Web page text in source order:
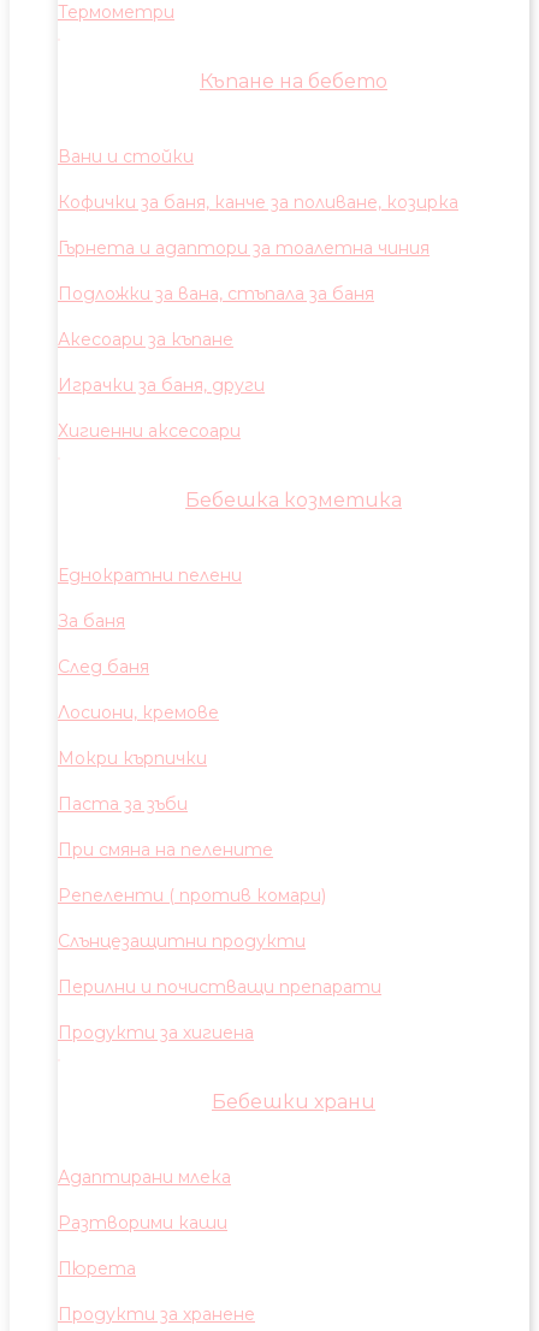
Термометри
Къпане на бебето
Вани и стойки
Кофички за баня, канче за поливане, козирка
Гърнета и адаптори за тоалетна чиния
Подложки за вана, стъпала за баня
Акесоари за къпане
Играчки за баня, други
Хигиенни аксесоари
Бебешка козметика
Еднократни пелени
За баня
След баня
Лосиони, кремове
Мокри кърпички
Паста за зъби
При смяна на пелените
Репеленти ( против комари)
Слънцезащитни продукти
Перилни и почистващи препарати
Продукти за хигиена
Бебешки храни
Адаптирани млека
Разтворими каши
Пюрета
Продукти за хранене